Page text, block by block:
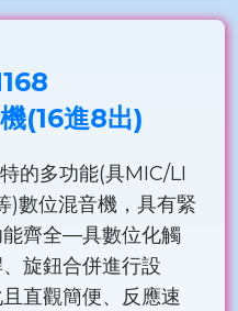
(16進8出)
的多功能(具MIC/LI
)數位混音機，具有緊
能齊全—具數位化觸
旋鈕合併進行設
直觀簡便、反應速